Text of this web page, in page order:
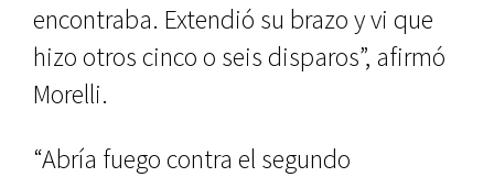
encontraba. Extendió su brazo y vi que
hizo otros cinco o seis disparos”, afirmó
Morelli.
“Abría fuego contra el segundo